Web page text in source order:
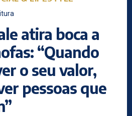
atira boca a
“Quando
o seu valor,
pessoas que